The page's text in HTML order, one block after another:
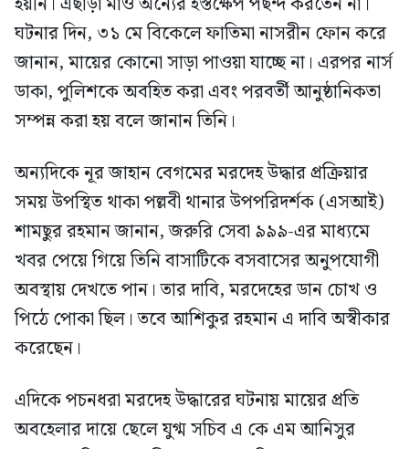
ঘটনার দিন, ৩১ মে বিকেলে ফাতিমা নাসরীন ফোন করে
জানান, মায়ের কোনো সাড়া পাওয়া যাচ্ছে না। এরপর নার্স
ডাকা, পুলিশকে অবহিত করা এবং পরবর্তী আনুষ্ঠানিকতা
সম্পন্ন করা হয় বলে জানান তিনি।
অন্যদিকে নূর জাহান বেগমের মরদেহ উদ্ধার প্রক্রিয়ার
সময় উপস্থিত থাকা পল্লবী থানার উপপরিদর্শক (এসআই)
শামছুর রহমান জানান, জরুরি সেবা ৯৯৯-এর মাধ্যমে
খবর পেয়ে গিয়ে তিনি বাসাটিকে বসবাসের অনুপযোগী
অবস্থায় দেখতে পান। তার দাবি, মরদেহের ডান চোখ ও
পিঠে পোকা ছিল। তবে আশিকুর রহমান এ দাবি অস্বীকার
করেছেন।
এদিকে পচনধরা মরদেহ উদ্ধারের ঘটনায় মায়ের প্রতি
অবহেলার দায়ে ছেলে যুগ্ম সচিব এ কে এম আনিসুর